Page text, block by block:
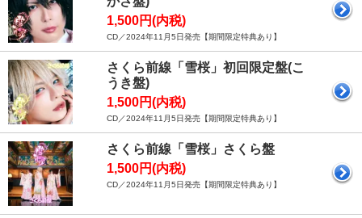
1,500円(内税)
CD／2024年11月5日発売【期間限定特典あり】
さくら前線「雪桜」初回限定盤(こ
うき盤)
1,500円(内税)
CD／2024年11月5日発売【期間限定特典あり】
さくら前線「雪桜」さくら盤
1,500円(内税)
CD／2024年11月5日発売【期間限定特典あり】